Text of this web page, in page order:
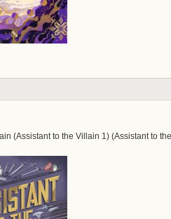
(Assistant to the Villain 1) (Assistant to